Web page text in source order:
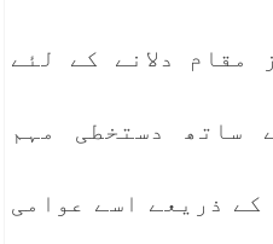
مقام دلانے کے لئے
ساتھ دستخطی مہم
کے ذریعے اسے عوامی